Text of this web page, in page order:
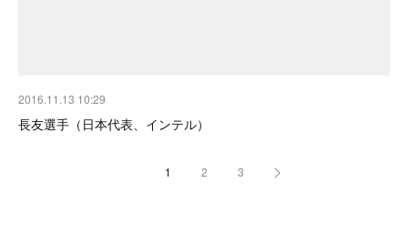
2016.11.13 10:29
長友選手（日本代表、インテル）
1 2 3